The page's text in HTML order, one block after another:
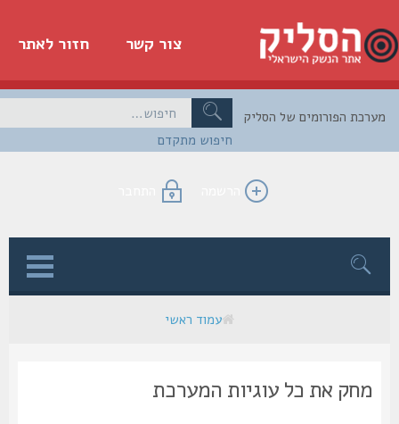
חזור לאתר צור קשר
חיפוש מתקדם
הפורומים של הסליק
הרשמה התחבר
עמוד ראשי
מחק את כל עוגיות המערכת